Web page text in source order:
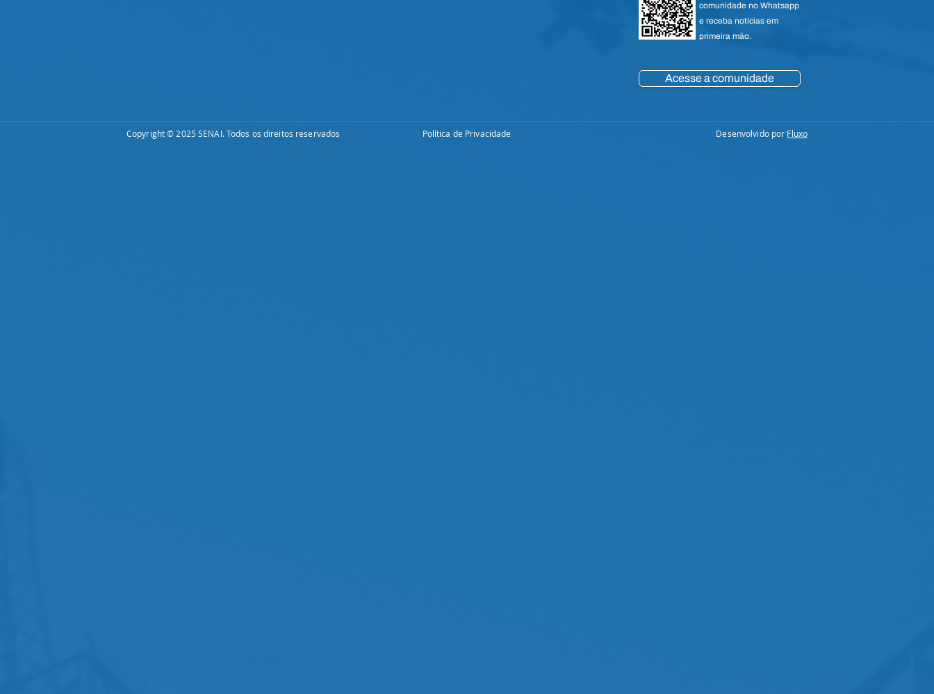
comunidade no Whatsapp
e receba notícias em
primeira mão.
Acesse a comunidade
Copyright © 2025 SENAI. Todos os direitos reservados Política de Privacidade Desenvolvido por Fluxo